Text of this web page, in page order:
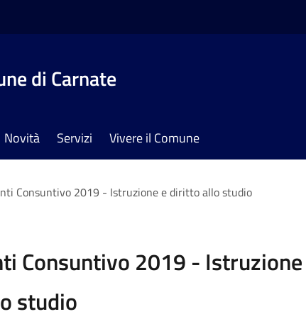
di Carnate
Novità Servizi Vivere il Comune
Consuntivo 2019 - Istruzione e diritto allo studio
Consuntivo 2019 -
studio